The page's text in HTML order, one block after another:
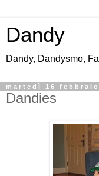
Dandy
Dandy, Dandysmo,
martedì 16 febbraio
Dandies